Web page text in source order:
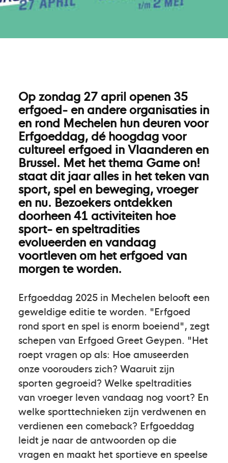
Op zondag 27 april openen 35
erfgoed- en andere organisaties in
en rond Mechelen hun deuren voor
Erfgoeddag, dé hoogdag voor
cultureel erfgoed in Vlaanderen en
Brussel. Met het thema Game on!
staat dit jaar alles in het teken van
sport, spel en beweging, vroeger
en nu. Bezoekers ontdekken
doorheen 41 activiteiten hoe
sport- en speltradities
evolueerden en vandaag
voortleven om het erfgoed van
morgen te worden.
Erfgoeddag 2025 in Mechelen belooft een
geweldige editie te worden. "Erfgoed
rond sport en spel is enorm boeiend", zegt
schepen van Erfgoed Greet Geypen. "Het
roept vragen op als: Hoe amuseerden
onze voorouders zich? Waaruit zijn
sporten gegroeid? Welke speltradities
van vroeger leven vandaag nog voort? En
welke sporttechnieken zijn verdwenen en
verdienen een comeback? Erfgoeddag
leidt je naar de antwoorden op die
vragen en maakt het sportieve en speelse